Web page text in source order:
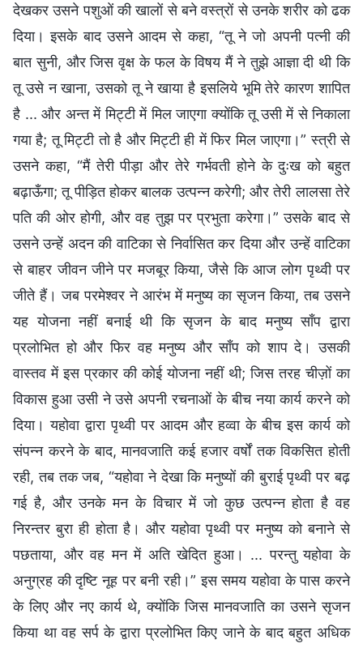
देखकर उसने पशुओं की खालों से बने वस्त्रों से उनके शरीर को ढक
दिया। इसके बाद उसने आदम से कहा, “तू ने जो अपनी पत्नी की
बात सुनी, और जिस वृक्ष के फल के विषय मैं ने तुझे आज्ञा दी थी कि
तू उसे न खाना, उसको तू ने खाया है इसलिये भूमि तेरे कारण शापित
है ... और अन्त में मिट्टी में मिल जाएगा क्योंकि तू उसी में से निकाला
गया है; तू मिट्टी तो है और मिट्टी ही में फिर मिल जाएगा।” स्त्री से
उसने कहा, “मैं तेरी पीड़ा और तेरे गर्भवती होने के दुःख को बहुत
बढ़ाऊँगा; तू पीड़ित होकर बालक उत्पन्न करेगी; और तेरी लालसा तेरे
पति की ओर होगी, और वह तुझ पर प्रभुता करेगा।” उसके बाद से
उसने उन्हें अदन की वाटिका से निर्वासित कर दिया और उन्हें वाटिका
से बाहर जीवन जीने पर मजबूर किया, जैसे कि आज लोग पृथ्वी पर
जीते हैं। जब परमेश्वर ने आरंभ में मनुष्य का सृजन किया, तब उसने
यह योजना नहीं बनाई थी कि सृजन के बाद मनुष्य साँप द्वारा
प्रलोभित हो और फिर वह मनुष्य और साँप को शाप दे। उसकी
वास्तव में इस प्रकार की कोई योजना नहीं थी; जिस तरह चीज़ों का
विकास हुआ उसी ने उसे अपनी रचनाओं के बीच नया कार्य करने को
दिया। यहोवा द्वारा पृथ्वी पर आदम और हव्वा के बीच इस कार्य को
संपन्न करने के बाद, मानवजाति कई हजार वर्षों तक विकसित होती
रही, तब तक जब, “यहोवा ने देखा कि मनुष्यों की बुराई पृथ्वी पर बढ़
गई है, और उनके मन के विचार में जो कुछ उत्पन्न होता है वह
निरन्तर बुरा ही होता है। और यहोवा पृथ्वी पर मनुष्य को बनाने से
पछताया, और वह मन में अति खेदित हुआ। ... परन्तु यहोवा के
अनुग्रह की दृष्‍टि नूह पर बनी रही।” इस समय यहोवा के पास करने
के लिए और नए कार्य थे, क्योंकि जिस मानवजाति का उसने सृजन
किया था वह सर्प के द्वारा प्रलोभित किए जाने के बाद बहुत अधिक